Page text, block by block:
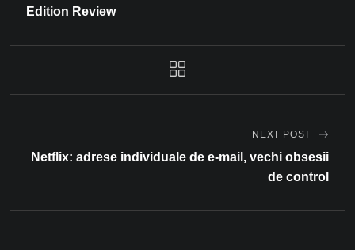
Edition Review
NEXT POST
Netflix: adrese individuale de e-mail, vechi obsesii
de control